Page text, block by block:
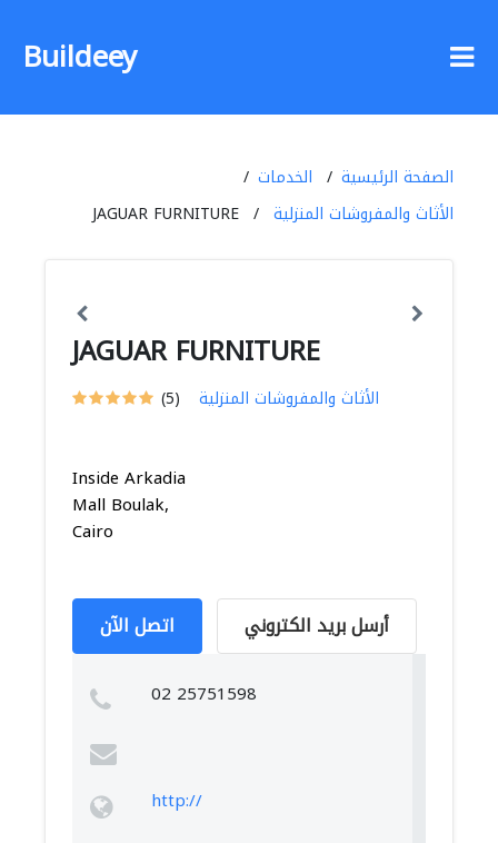
Buildeey
الصفحة الرئيسية
الخدمات
الأثاث والمفروشات المنزلية
JAGUAR FURNITURE
JAGUAR FURNITURE
(5) الأثاث والمفروشات المنزلية
Inside Arkadia
Mall Boulak,
Cairo
اتصل الآن أرسل بريد الكتروني
02 25751598
http://